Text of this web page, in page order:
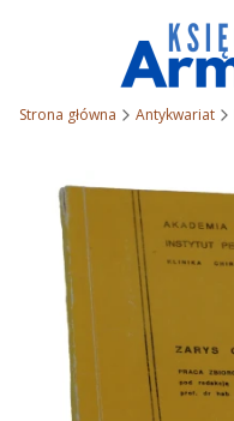
Strona główna Antykwariat